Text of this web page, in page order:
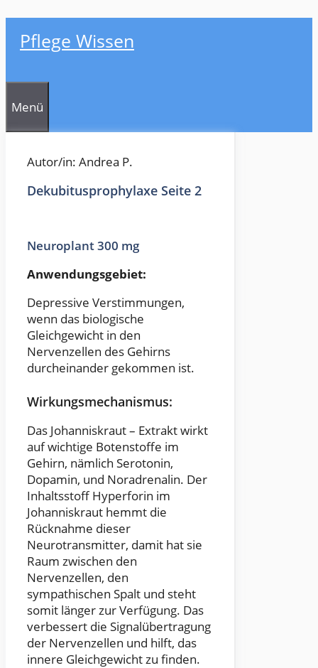
Inhalt
Pflege Wissen
Menü
Autor/in: Andrea P.
Dekubitusprophylaxe Seite 2
Neuroplant 300 mg
Anwendungsgebiet:
Depressive Verstimmungen,
wenn das biologische
Gleichgewicht in den
Nervenzellen des Gehirns
durcheinander gekommen ist.
Wirkungsmechanismus:
Das Johanniskraut – Extrakt wirkt
auf wichtige Botenstoffe im
Gehirn, nämlich Serotonin,
Dopamin, und Noradrenalin. Der
Inhaltsstoff Hyperforin im
Johanniskraut hemmt die
Rücknahme dieser
Neurotransmitter, damit hat sie
Raum zwischen den
Nervenzellen, den
sympathischen Spalt und steht
somit länger zur Verfügung. Das
verbessert die Signalübertragung
der Nervenzellen und hilft, das
innere Gleichgewicht zu finden.